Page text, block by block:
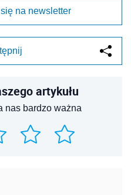
na newsletter
artykułu
nas bardzo ważna